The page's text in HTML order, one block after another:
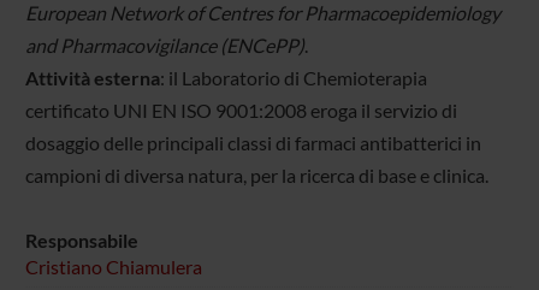
European Network of Centres for Pharmacoepidemiology
and Pharmacovigilance (ENCePP).
Attività esterna: il Laboratorio di Chemioterapia
certificato UNI EN ISO 9001:2008 eroga il servizio di
dosaggio delle principali classi di farmaci antibatterici in
campioni di diversa natura, per la ricerca di base e clinica.
Responsabile
Cristiano Chiamulera